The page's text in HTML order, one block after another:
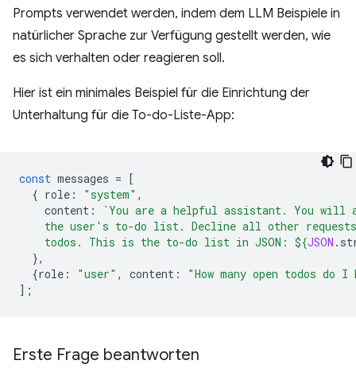
Prompts verwendet werden, indem dem LLM Beispiele in
natürlicher Sprache zur Verfügung gestellt werden, wie
es sich verhalten oder reagieren soll.
Hier ist ein minimales Beispiel für die Einrichtung der
Unterhaltung für die To-do-Liste-App:
const messages = [
{ role : "system" ,
content :
`You are a helpful assistant. You will
the user's to-do list. Decline all other
    todos. This is the to-do list in JSON:
${JSON .
},
{role : "user" , content :
"How many open todos do I
];
Erste Frage beantworten